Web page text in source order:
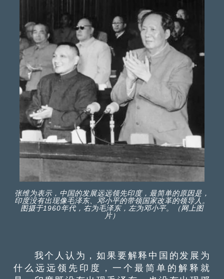
张维为表示，中国的发展远远领先印度，最简单的原因是，
印度没有出现像毛泽东、邓小平的带领国家改革的领导人。
图摄于1960年代，右为毛泽东，左为邓小平。（网上图
片）
我个人认为，如果要解释中国的发展为
什么远远领先印度，一个最简单的解释就